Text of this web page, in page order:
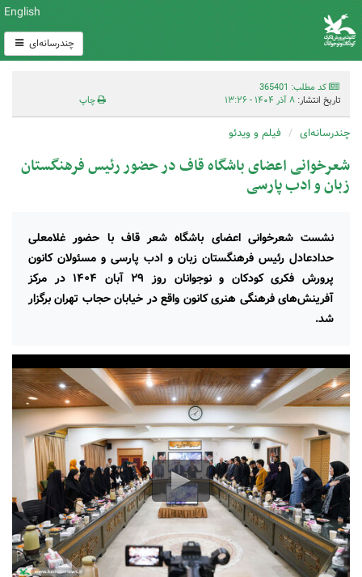
English
چندرسانه‌ای
کد مطلب: 365401
تاریخ انتشار: ۸ آذر ۱۴۰۴ - ۱۳:۲۶ چاپ
چندرسانه‌ای فیلم و ویدئو
شعرخوانی اعضای باشگاه قاف در حضور رئیس فرهنگستان
زبان و ادب پارسی
نشست شعرخوانی اعضای باشگاه شعر قاف با حضور غلامعلی
حدادعادل رئیس فرهنگستان زبان و ادب پارسی و مسئولان کانون
پرورش فکری کودکان و نوجوانان روز ۲۹ آبان ۱۴۰۴ در مرکز
آفرینش‌های فرهنگی هنری کانون واقع در خیابان حجاب تهران برگزار
شد.